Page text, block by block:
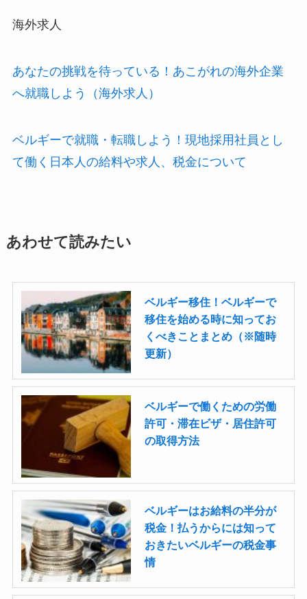
海外求人
あなたの挑戦を待っている！あこがれの海外企業
へ就職しよう（海外求人）
ベルギーで就職・転職しよう！現地採用社員とし
て働く日本人の給料や求人、税金について
あわせて読みたい
ベルギー移住！ベルギーで
移住を始める時に知ってお
くべきことまとめ（※随時
更新）
ベルギーで働くための労働
許可・滞在ビザ・居住許可
の取得方法
ベルギーはお給料の半分が
税金！払うからには知って
おきたいベルギーの税金事
情